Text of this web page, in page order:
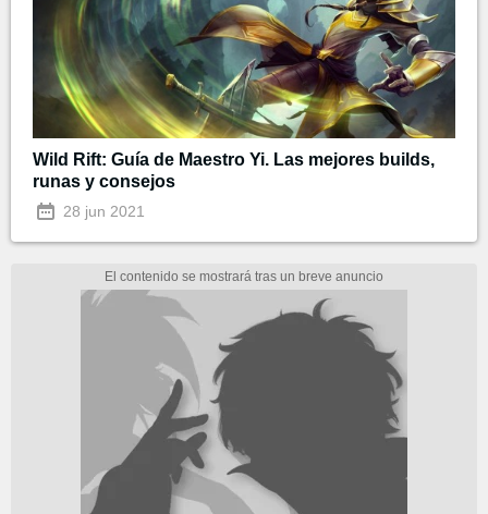
Wild Rift: Guía de Maestro Yi. Las mejores builds,
runas y consejos
28 jun 2021